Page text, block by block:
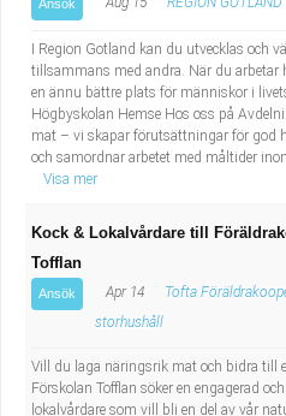
Ansök
I Region Gotland kan du utvecklas och
tillsammans med andra. När du
en ännu bättre plats för människor i
Högbyskolan Hemse Hos oss på
mat – vi skapar förutsättningar för god
och samordnar arbetet med måltider
Visa mer
Kock & Lokalvårdare till
Tofflan
Ansök Apr 14 Tofta
storhushåll
Vill du laga näringsrik mat och bidra till
Förskolan Tofflan söker en engagerad
lokalvårdare som vill bli en del av vår